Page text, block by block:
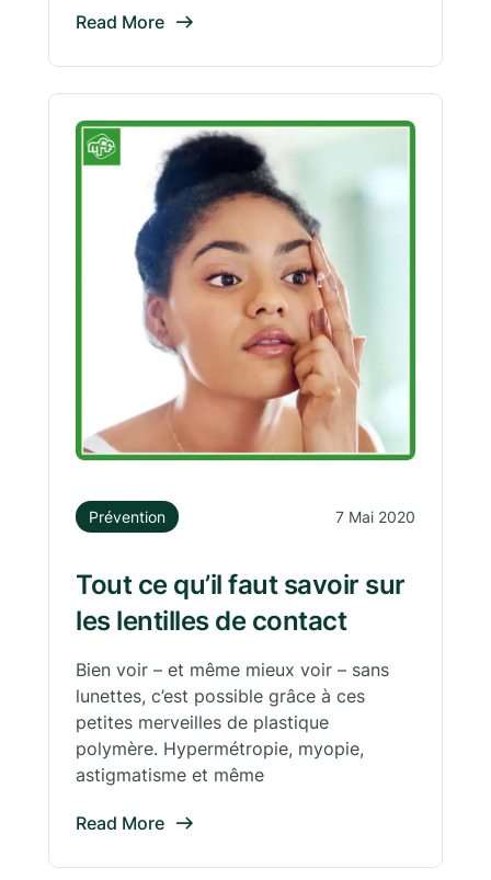
Read More
Prévention 7 Mai 2020
Tout ce qu’il faut savoir sur
les lentilles de contact
Bien voir – et même mieux voir – sans
lunettes, c’est possible grâce à ces
petites merveilles de plastique
polymère. Hypermétropie, myopie,
astigmatisme et même
Read More